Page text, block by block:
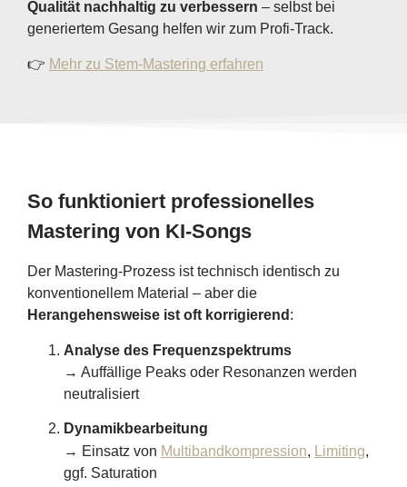
Qualität nachhaltig zu verbessern – selbst bei
generiertem Gesang helfen wir zum Profi-Track.
👉 Mehr zu Stem-Mastering erfahren
So funktioniert professionelles
Mastering von KI-Songs
Der Mastering-Prozess ist technisch identisch zu
konventionellem Material – aber die
Herangehensweise ist oft korrigierend :
Analyse des Frequenzspektrums
→ Auffällige Peaks oder Resonanzen werden
neutralisiert
Dynamikbearbeitung
→ Einsatz von Multibandkompression, Limiting,
ggf. Saturation